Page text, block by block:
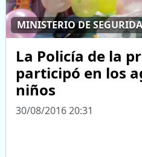
MINISTERIO DE
La Policía de la
participó en los
niños
30/08/2016 20:31